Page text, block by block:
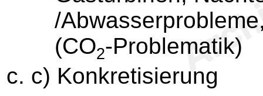
/
(CO2-Problematik)
c) Konkretisierung